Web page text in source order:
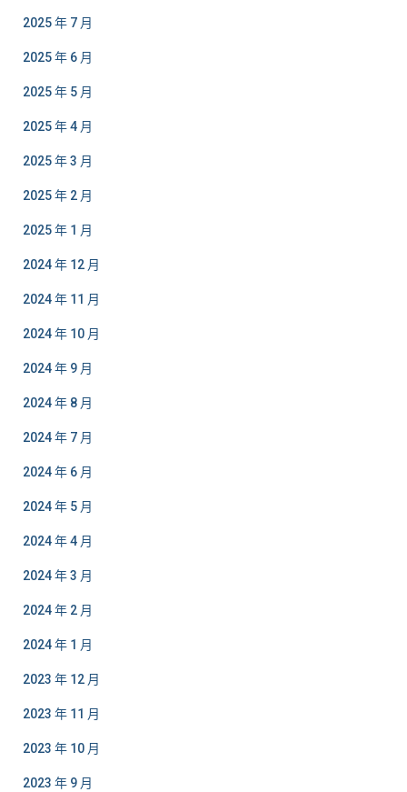
2025 年 7 月
2025 年 6 月
2025 年 5 月
2025 年 4 月
2025 年 3 月
2025 年 2 月
2025 年 1 月
2024 年 12 月
2024 年 11 月
2024 年 10 月
2024 年 9 月
2024 年 8 月
2024 年 7 月
2024 年 6 月
2024 年 5 月
2024 年 4 月
2024 年 3 月
2024 年 2 月
2024 年 1 月
2023 年 12 月
2023 年 11 月
2023 年 10 月
2023 年 9 月